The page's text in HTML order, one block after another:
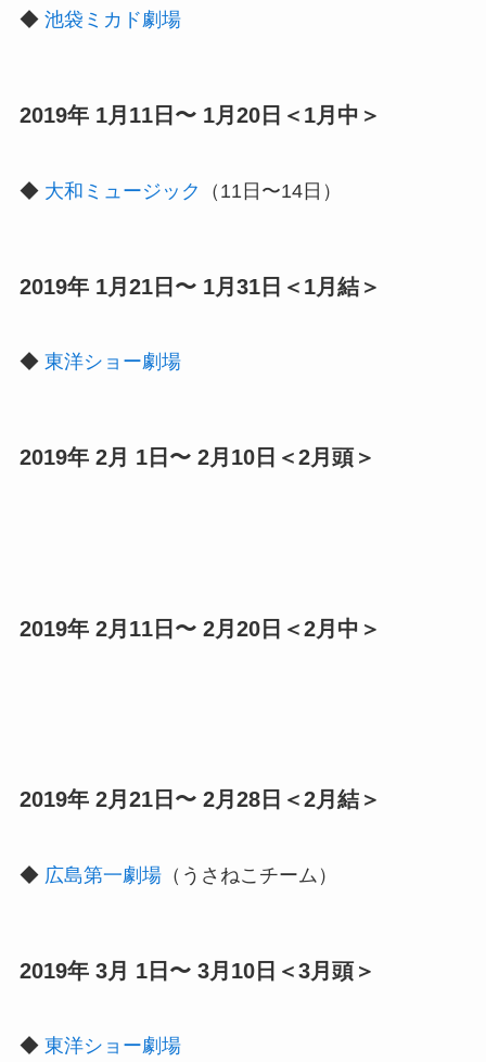
◆ 池袋ミカド劇場
2019年 1月11日〜 1月20日＜1月中＞
◆ 大和ミュージック （11日〜14日）
2019年 1月21日〜 1月31日＜1月結＞
◆ 東洋ショー劇場
2019年 2月 1日〜 2月10日＜2月頭＞
2019年 2月11日〜 2月20日＜2月中＞
2019年 2月21日〜 2月28日＜2月結＞
◆ 広島第一劇場（うさねこチーム）
2019年 3月 1日〜 3月10日＜3月頭＞
◆ 東洋ショー劇場